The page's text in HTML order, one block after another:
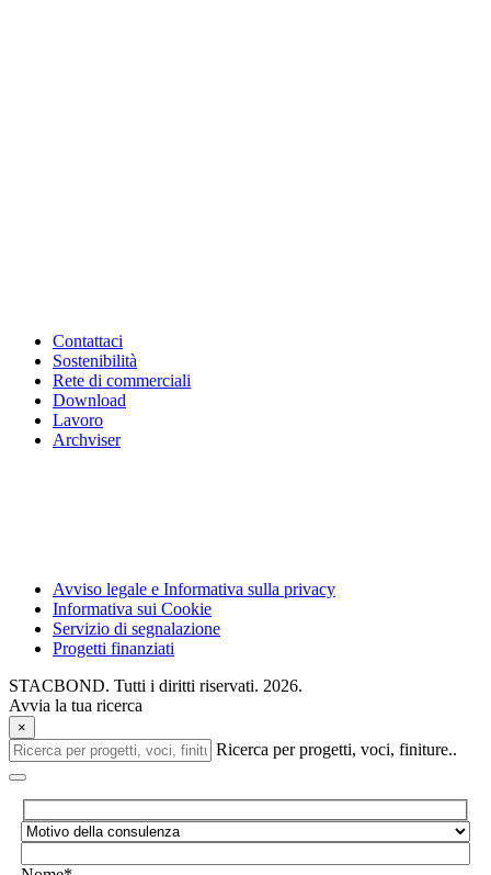
Contattaci
Sostenibilità
Rete di commerciali
Download
Lavoro
Archviser
Avviso legale e Informativa sulla privacy
Informativa sui Cookie
Servizio di segnalazione
Progetti finanziati
STACBOND. Tutti i diritti riservati. 2026.
Avvia la tua ricerca
×
Ricerca per progetti, voci, finiture..